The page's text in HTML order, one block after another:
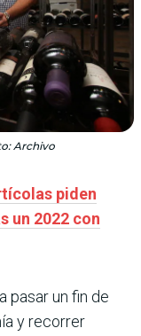
Archivo
piden
un 2022 con
pasar un fin de
y recorrer